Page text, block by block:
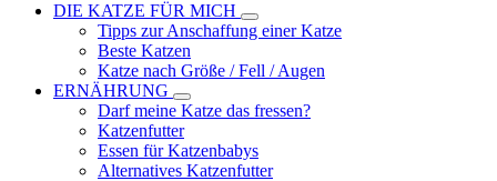
DIE KATZE FÜR MICH
Tipps zur Anschaffung einer Katze
Beste Katzen
Katze nach Größe / Fell / Augen
ERNÄHRUNG
Darf meine Katze das fressen?
Katzenfutter
Essen für Katzenbabys
Alternatives Katzenfutter